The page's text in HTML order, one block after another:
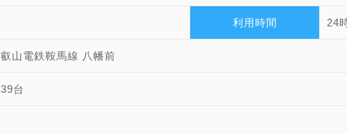
利用時間 24
叡山電鉄鞍馬線 八幡前
39台